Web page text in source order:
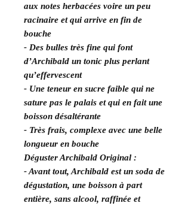
aux notes herbacées voire un peu
racinaire et qui arrive en fin de
bouche
- Des bulles très fine qui font
d’Archibald un tonic plus perlant
qu’effervescent
- Une teneur en sucre faible qui ne
sature pas le palais et qui en fait une
boisson désaltérante
- Très frais, complexe avec une belle
longueur en bouche
Déguster Archibald Original :
- Avant tout, Archibald est un soda de
dégustation, une boisson à part
entière, sans alcool, raffinée et